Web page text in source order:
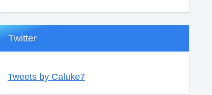
Twitter
Tweets by Caluke7